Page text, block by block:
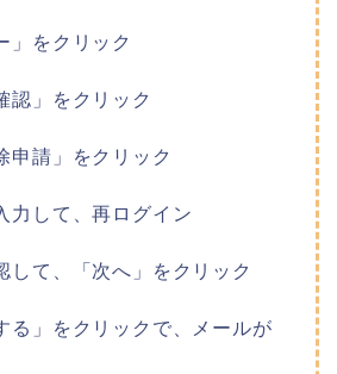
」をクリック
認」をクリック
申請」をクリック
力して、再ログイン
して、「次へ」をクリック
る」をクリックで、メールが